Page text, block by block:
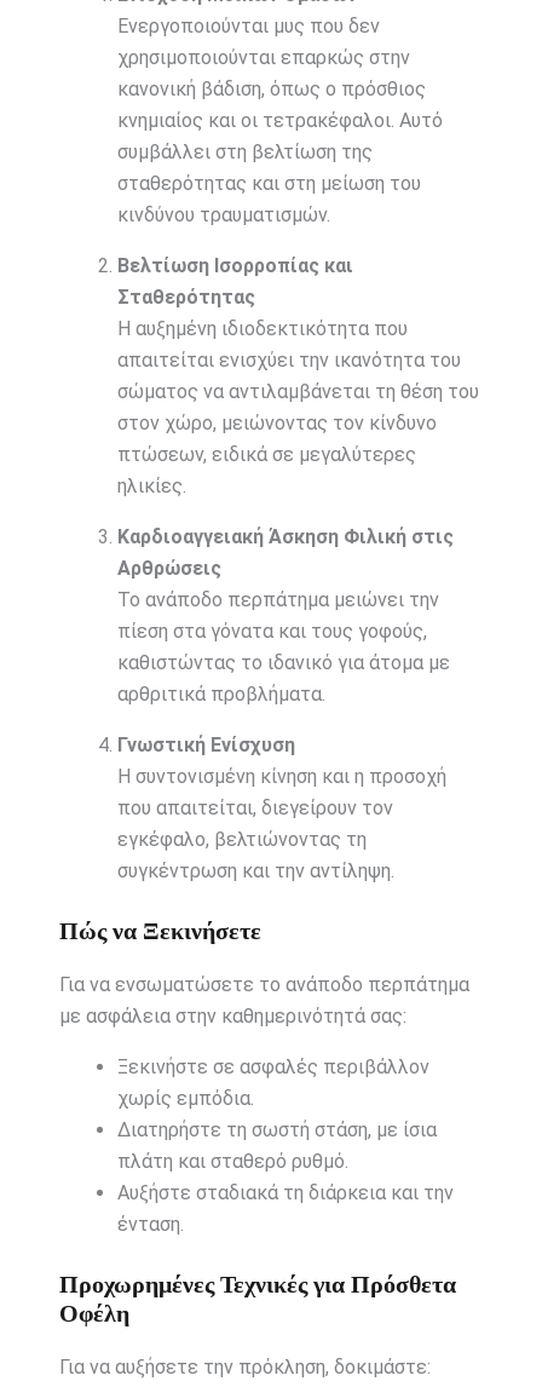
Ενεργοποιούνται μυς που δεν
χρησιμοποιούνται επαρκώς στην
κανονική βάδιση, όπως ο πρόσθιος
κνημιαίος και οι τετρακέφαλοι. Αυτό
συμβάλλει στη βελτίωση της
σταθερότητας και στη μείωση του
κινδύνου τραυματισμών.
Βελτίωση Ισορροπίας και
Σταθερότητας
Η αυξημένη ιδιοδεκτικότητα που
απαιτείται ενισχύει την ικανότητα του
σώματος να αντιλαμβάνεται τη θέση του
στον χώρο, μειώνοντας τον κίνδυνο
πτώσεων, ειδικά σε μεγαλύτερες
ηλικίες.
Καρδιοαγγειακή Άσκηση Φιλική στις
Αρθρώσεις
Το ανάποδο περπάτημα μειώνει την
πίεση στα γόνατα και τους γοφούς,
καθιστώντας το ιδανικό για άτομα με
αρθριτικά προβλήματα.
Γνωστική Ενίσχυση
Η συντονισμένη κίνηση και η προσοχή
που απαιτείται, διεγείρουν τον
εγκέφαλο, βελτιώνοντας τη
συγκέντρωση και την αντίληψη.
Πώς να Ξεκινήσετε
Για να ενσωματώσετε το ανάποδο περπάτημα
με ασφάλεια στην καθημερινότητά σας:
Ξεκινήστε σε ασφαλές περιβάλλον
χωρίς εμπόδια.
Διατηρήστε τη σωστή στάση, με ίσια
πλάτη και σταθερό ρυθμό.
Αυξήστε σταδιακά τη διάρκεια και την
ένταση.
Προχωρημένες Τεχνικές για Πρόσθετα
Οφέλη
Για να αυξήσετε την πρόκληση, δοκιμάστε: